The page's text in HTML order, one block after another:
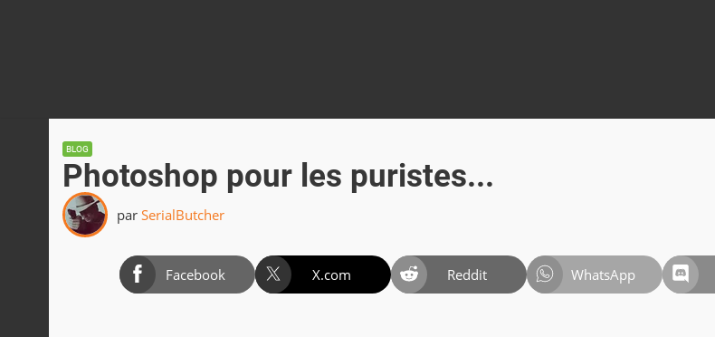
BLOG
Photoshop pour les puristes...
par SerialButcher
Facebook X.com Reddit WhatsApp